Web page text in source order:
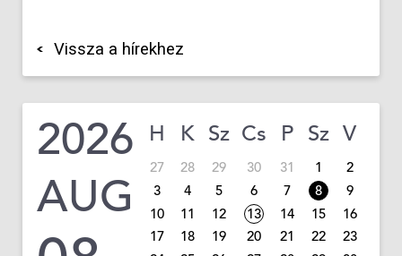
Vissza a hírekhez
2026
AUG
H K Sz Cs P Sz V
27 28 29 30 31 1
2
3
4 5 6 7 8
9
10
11 12 13 14 15
16
17
18 19 20 21 22
23